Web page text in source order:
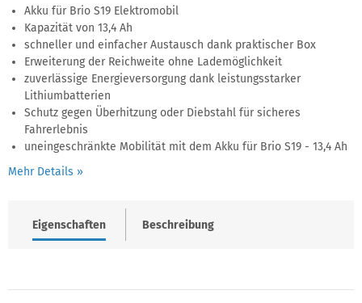
Akku für Brio S19 Elektromobil
Kapazität von 13,4 Ah
schneller und einfacher Austausch dank praktischer Box
Erweiterung der Reichweite ohne Lademöglichkeit
zuverlässige Energieversorgung dank leistungsstarker
Lithiumbatterien
Schutz gegen Überhitzung oder Diebstahl für sicheres
Fahrerlebnis
uneingeschränkte Mobilität mit dem Akku für Brio S19 - 13,4 Ah
Mehr Details »
Eigenschaften Beschreibung